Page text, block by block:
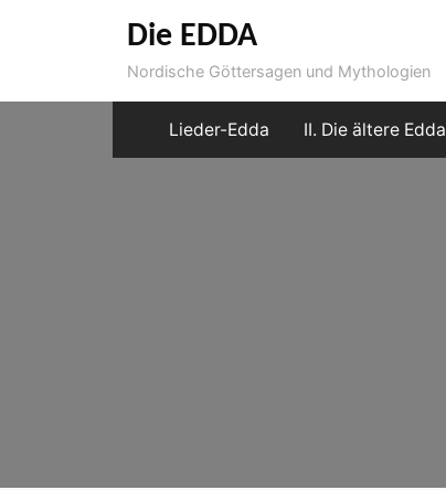
Die EDDA
Nordische Göttersagen und Mythologien
Lieder-Edda II. Die ältere Edda